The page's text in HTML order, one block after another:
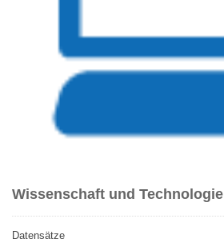
Wissenschaft und Technologie
Datensätze